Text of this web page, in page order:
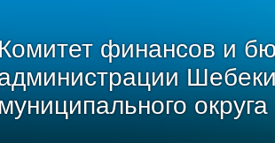
финансов и
округа